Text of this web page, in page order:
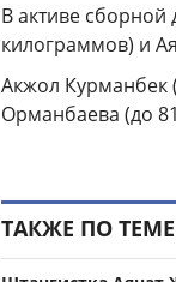
В активе сборной
килограммов) и
Акжол Курманбек
Орманбаева (до
ТАКЖЕ ПО ТЕМЕ